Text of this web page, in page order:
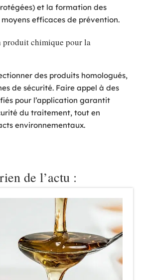
et la formation des
efficaces de prévention.
produit chimique pour la
des produits homologués,
de sécurité. Faire appel à des
pour l’application garantit
du traitement, tout en
environnementaux.
de l’actu :